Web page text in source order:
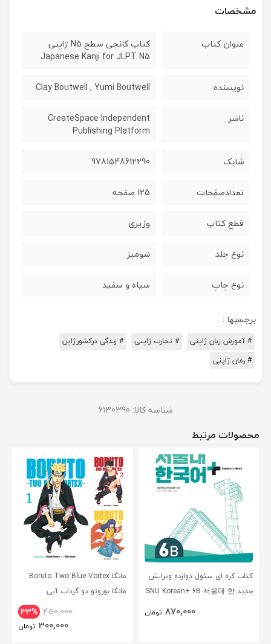
مشخصات
عنوان کتاب
کتاب کانجی سطح N5 ژاپنی
Japanese Kanji for JLPT N5
نویسنده Clay Boutwell , Yumi Boutwell
ناشر
CreateSpace Independent
Publishing Platform
شابک 9781548612290
تعدادصفحات 125 صفحه
قطع کتاب وزیری
نوع جلد شومیز
نوع چاپ سیاه و سفید
برچسبها :
# آموزش زبان ژاپنی # تجارت ژاپنی
# زندگی درکشورژاپن
# رمان ژاپنی
شناسه کالا: 6130390
محصولات مرتبط
کتاب کره ای سئول دوازده ویرایش
جدید SNU Korean+ 6B 서울대 한
870,000 تومان
مانگا Boruto Two Blue Vortex
مانگا بوروتو دو گرداب آبی
33% 450,000
300,000 تومان